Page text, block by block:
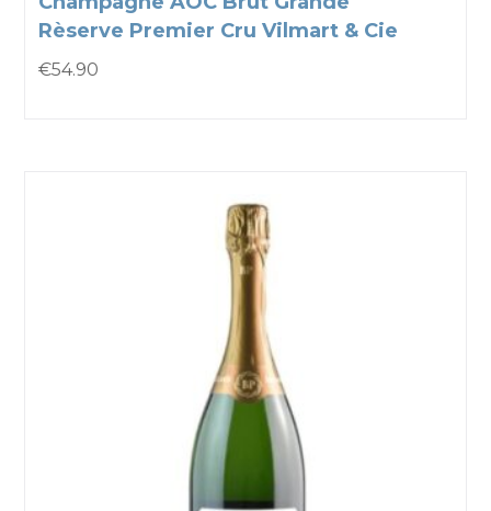
Rèserve Premier Cru Vilmart & Cie
€54.90